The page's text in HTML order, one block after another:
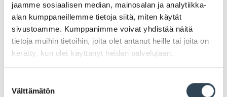
jaamme sosiaalisen median, mainosalan ja analytiikka-
alan kumppaneillemme tietoja siitä, miten käytät
sivustoamme. Kumppanimme voivat yhdistää näitä
tietoja muihin tietoihin, joita olet antanut heille tai joita on
kerätty, kun olet käyttänyt heidän palvelujaan.
valinta
Välttämätön
26.11.2025
Pokemood avaa 2. kerrokseen ke